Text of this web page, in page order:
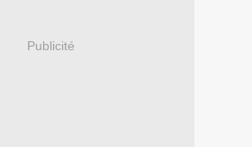
Publicité